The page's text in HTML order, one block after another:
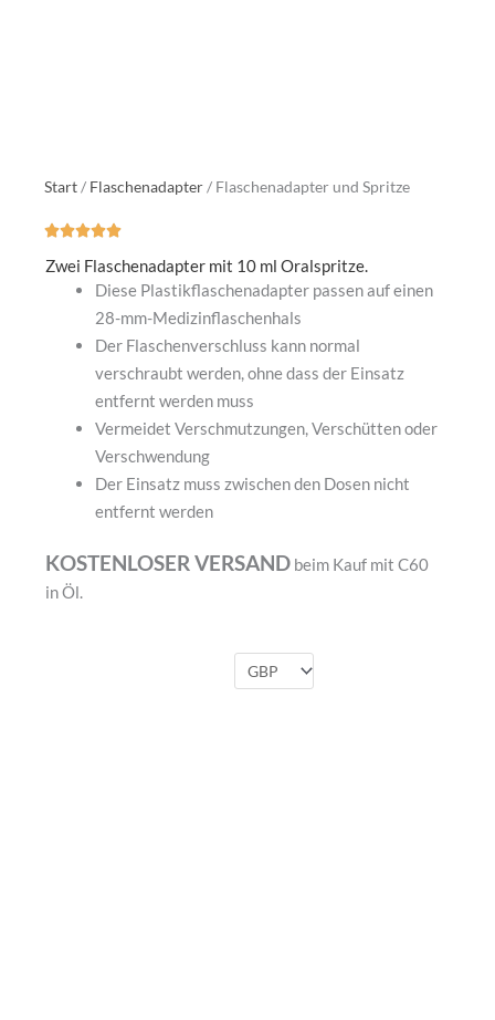
Start/ Flaschenadapter/ Flaschenadapter und Spritze

mit
5
von
5
Zwei Flaschenadapter mit 10 ml Oralspritze.
Diese Plastikflaschenadapter passen auf einen
28-mm-Medizinflaschenhals
Der Flaschenverschluss kann normal
verschraubt werden, ohne dass der Einsatz
entfernt werden muss
Vermeidet Verschmutzungen, Verschütten oder
Verschwendung
Der Einsatz muss zwischen den Dosen nicht
entfernt werden
KOSTENLOSER VERSAND beim Kauf mit C60
in Öl.